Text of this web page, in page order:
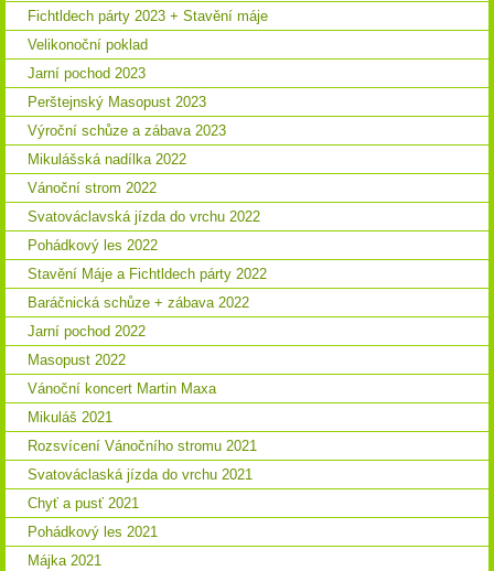
Fichtldech párty 2023 + Stavění máje
Velikonoční poklad
Jarní pochod 2023
Perštejnský Masopust 2023
Výroční schůze a zábava 2023
Mikulášská nadílka 2022
Vánoční strom 2022
Svatováclavská jízda do vrchu 2022
Pohádkový les 2022
Stavění Máje a Fichtldech párty 2022
Baráčnická schůze + zábava 2022
Jarní pochod 2022
Masopust 2022
Vánoční koncert Martin Maxa
Mikuláš 2021
Rozsvícení Vánočního stromu 2021
Svatováclaská jízda do vrchu 2021
Chyť a pusť 2021
Pohádkový les 2021
Májka 2021